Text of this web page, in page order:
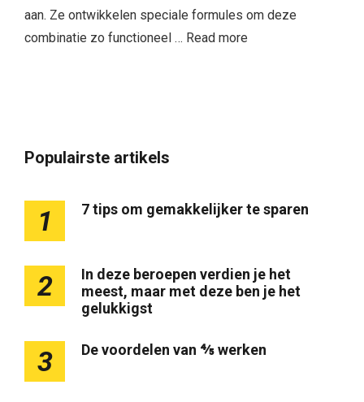
aan. Ze ontwikkelen speciale formules om deze
combinatie zo functioneel … Read more
Populairste artikels
1 7 tips om gemakkelijker te sparen
2
In deze beroepen verdien je het
meest, maar met deze ben je het
gelukkigst
3 De voordelen van ⅘ werken